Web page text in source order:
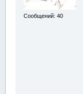
Сообщений: 40